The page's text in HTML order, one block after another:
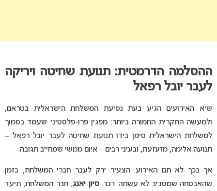
ההסלמה הדרמטית: תנועת שחיטה ויריקה
לעבר יובל רפאל
שיא האירועים הגיע בעת נסיעת המשלחת הישראלית בטראם,
ולמעשה התקרית החמורה ביותר: מפגין פרו-פלסטיני שעמד בסמוך
למשלחת הישראלית סימן בידו תנועת שחיטה לעבר יובל רפאל –
תנועה אלימה, מזעזעת, ובעיני רבים – איום ממשי שמחייב תגובה.
אך בכך לא תם האירוע: הצעיר ירק לעבר חברי המשלחת, בזמן
שהאבטחה שמסביב לא עשתה דבר.סיון יאנג, חבר המשלחת, תיעד